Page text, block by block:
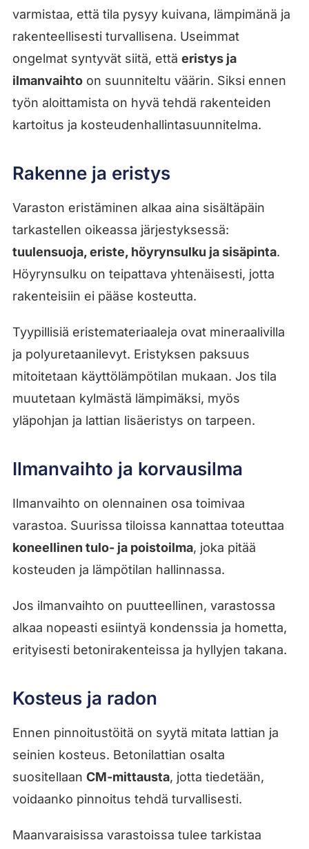
varmistaa, että tila pysyy kuivana, lämpimänä ja
rakenteellisesti turvallisena. Useimmat
ongelmat syntyvät siitä, että eristys ja
ilmanvaihtoon suunniteltu väärin. Siksi ennen
työn aloittamista on hyvä tehdä rakenteiden
kartoitus ja kosteudenhallintasuunnitelma.
Rakenne ja eristys
Varaston eristäminen alkaa aina sisältäpäin
tarkastellen oikeassa järjestyksessä:
tuulensuoja, eriste, höyrynsulku ja sisäpinta.
Höyrynsulku on teipattava yhtenäisesti, jotta
rakenteisiin ei pääse kosteutta.
Tyypillisiä eristemateriaaleja ovat mineraalivilla
ja polyuretaanilevyt. Eristyksen paksuus
mitoitetaan käyttölämpötilan mukaan. Jos tila
muutetaan kylmästä lämpimäksi, myös
yläpohjan ja lattian lisäeristys on tarpeen.
Ilmanvaihto ja korvausilma
Ilmanvaihto on olennainen osa toimivaa
varastoa. Suurissa tiloissa kannattaa toteuttaa
koneellinen tulo- ja poistoilma, joka pitää
kosteuden ja lämpötilan hallinnassa.
Jos ilmanvaihto on puutteellinen, varastossa
alkaa nopeasti esiintyä kondenssia ja hometta,
erityisesti betonirakenteissa ja hyllyjen takana.
Kosteus ja radon
Ennen pinnoitustöitä on syytä mitata lattian ja
seinien kosteus. Betonilattian osalta
suositellaan CM-mittausta, jotta tiedetään,
voidaanko pinnoitus tehdä turvallisesti.
Maanvaraisissa varastoissa tulee tarkistaa